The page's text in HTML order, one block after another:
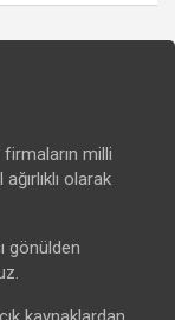
milli
olarak
gönülden